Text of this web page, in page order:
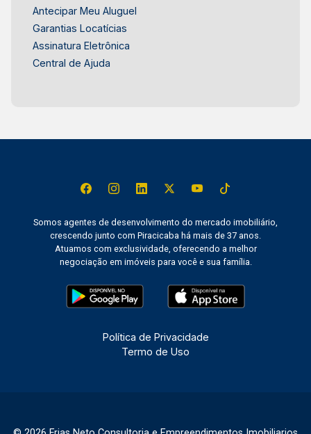
Antecipar Meu Aluguel
Garantias Locatícias
Assinatura Eletrônica
Central de Ajuda
Somos agentes de desenvolvimento do mercado imobiliário,
crescendo junto com Piracicaba há mais de 37 anos.
Atuamos com exclusividade, oferecendo a melhor
negociação em imóveis para você e sua família.
Política de Privacidade
Termo de Uso